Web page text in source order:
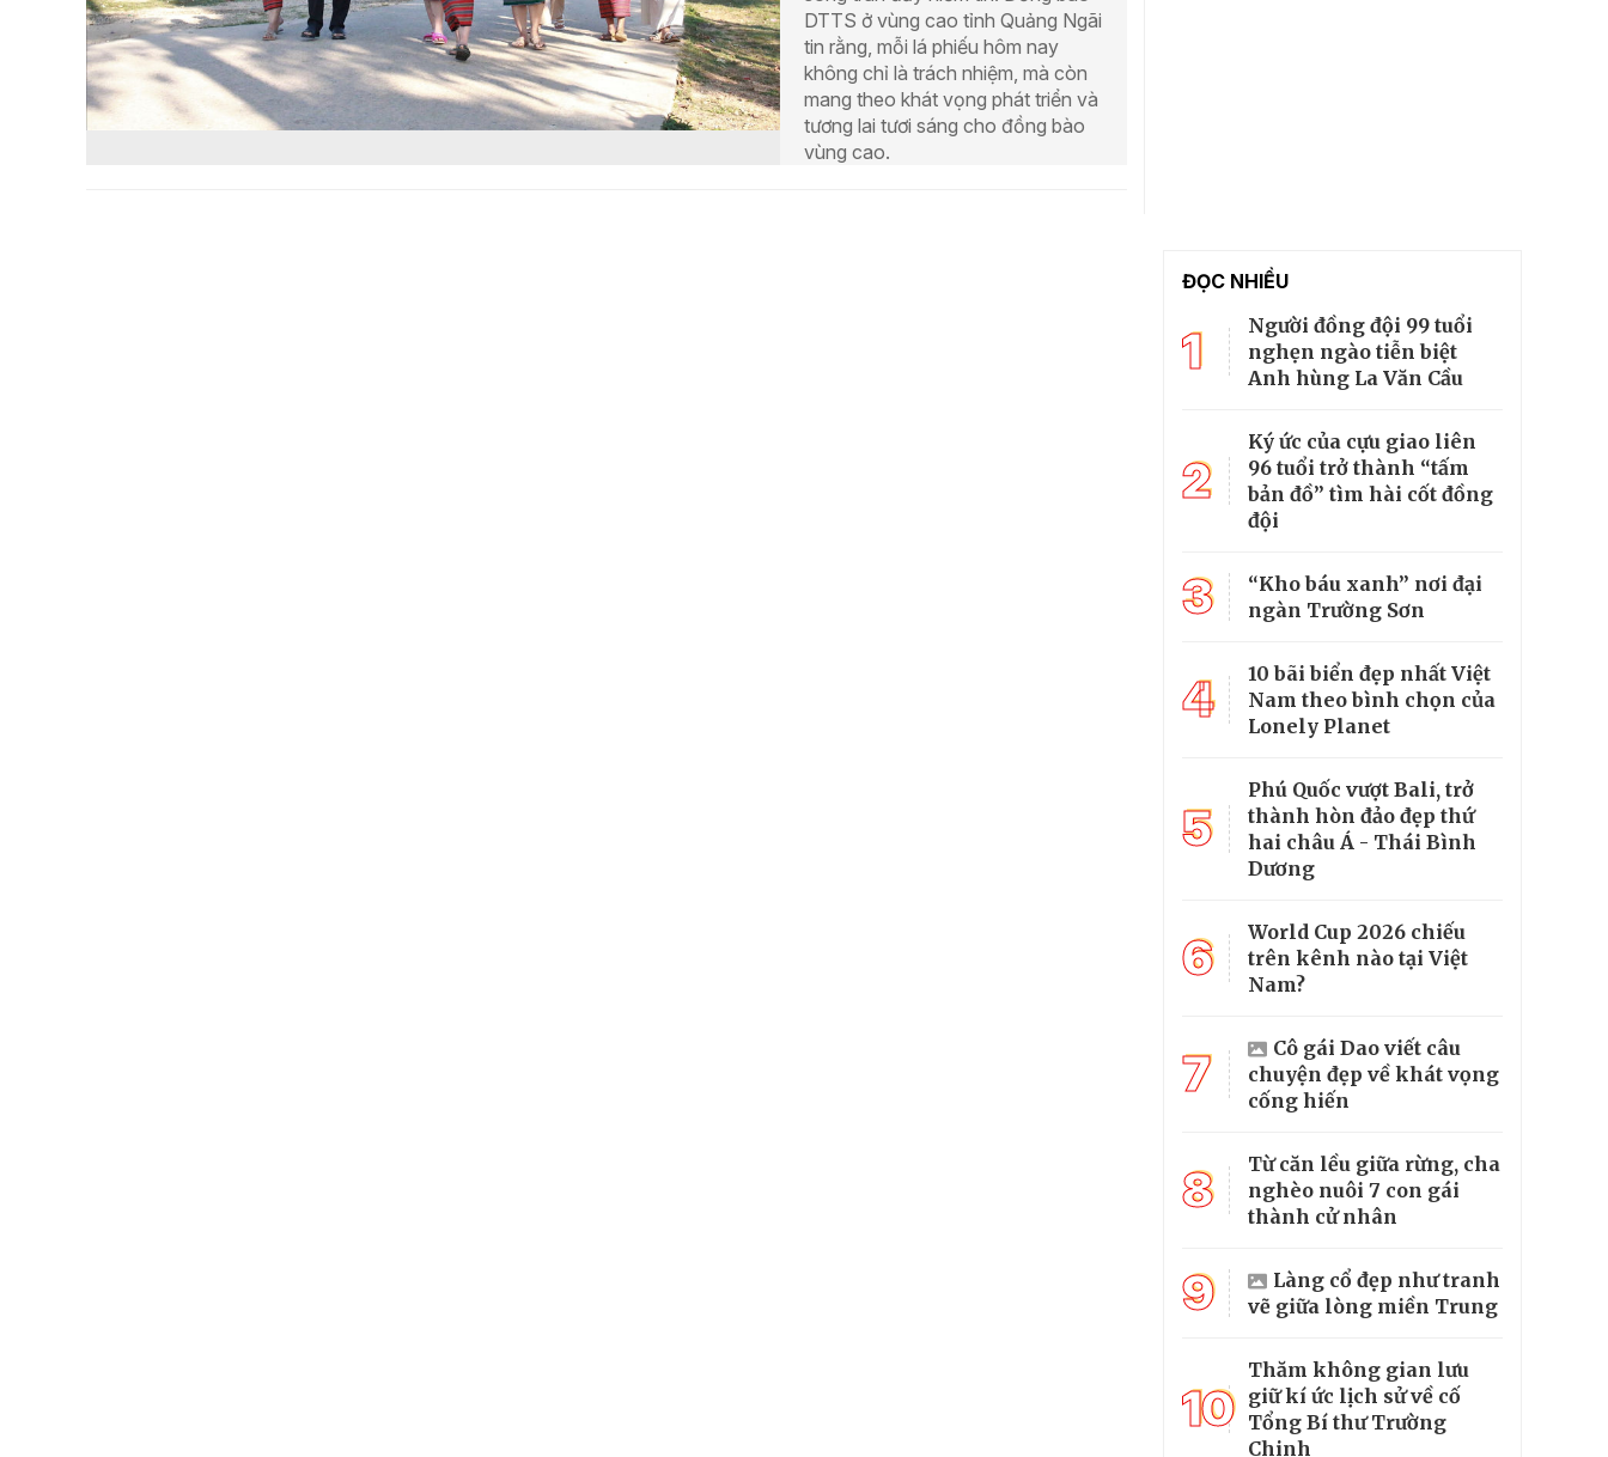
DTTS ở vùng cao tỉnh Quảng Ngãi
tin rằng, mỗi lá phiếu hôm nay
không chỉ là trách nhiệm, mà còn
mang theo khát vọng phát triển và
tương lai tươi sáng cho đồng bào
vùng cao.
ĐỌC NHIỀU
1
Người đồng đội 99 tuổi
nghẹn ngào tiễn biệt
Anh hùng La Văn Cầu
2
Ký ức của cựu giao liên
96 tuổi trở thành “tấm
bản đồ” tìm hài cốt đồng
đội
3
“Kho báu xanh” nơi đại
ngàn Trường Sơn
4
10 bãi biển đẹp nhất Việt
Nam theo bình chọn của
Lonely Planet
5
Phú Quốc vượt Bali, trở
thành hòn đảo đẹp thứ
hai châu Á - Thái Bình
Dương
6
World Cup 2026 chiếu
trên kênh nào tại Việt
Nam?
7
Cô gái Dao viết câu
chuyện đẹp về khát vọng
cống hiến
8
Từ căn lều giữa rừng, cha
nghèo nuôi 7 con gái
thành cử nhân
9
Làng cổ đẹp như tranh
vẽ giữa lòng miền Trung
10
Thăm không gian lưu
giữ kí ức lịch sử về cố
Tổng Bí thư Trường
Chinh